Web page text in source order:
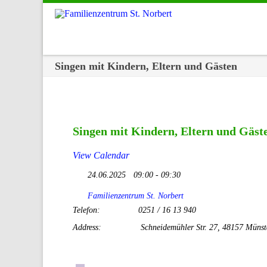
Singen mit Kindern, Eltern und Gästen
Singen mit Kindern, Eltern und
View Calendar
24.06.2025 09:00 - 09:30
Familienzentrum St. Norbert
Telefon:
0251 / 16 13 940
Address:
Schneidemühler Str. 27, 48157